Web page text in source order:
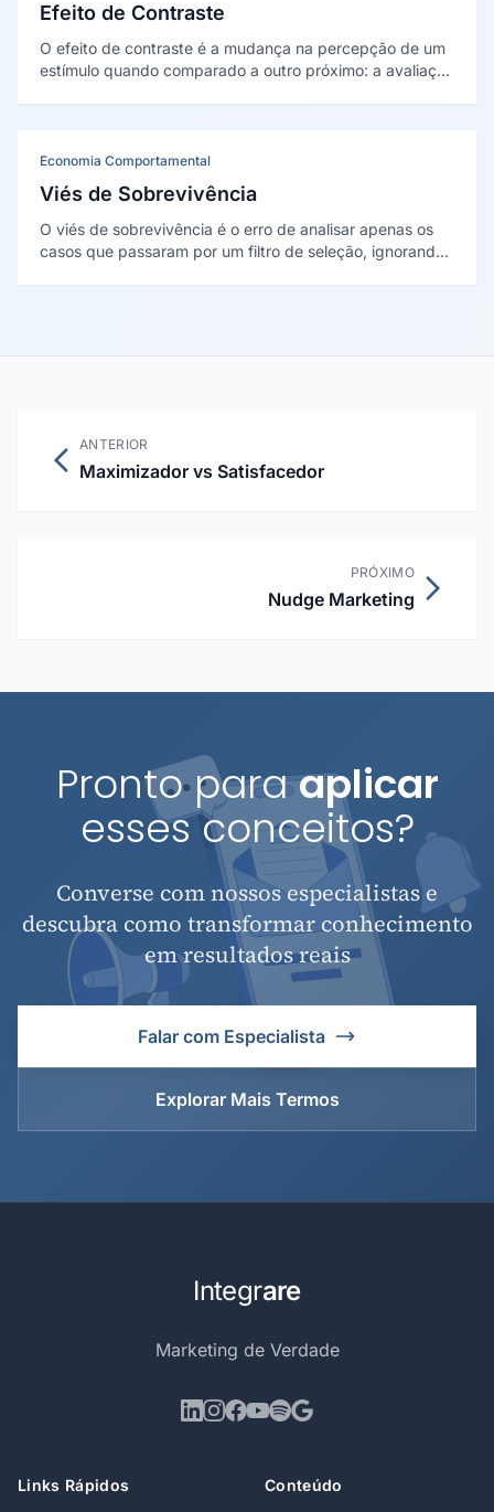
Efeito de Contraste
O efeito de contraste é a mudança na percepção de um
estímulo quando comparado a outro próximo: a avaliação
Economia Comportamental
Viés de Sobrevivência
O viés de sobrevivência é o erro de analisar apenas os
casos que passaram por um filtro de seleção, ignorando
ANTERIOR
Maximizador vs Satisfacedor
PRÓXIMO
Nudge Marketing
Pronto paraaplicar
esses conceitos?
Converse com nossos especialistas e
descubra como transformar conhecimento
em resultados reais
Falar com Especialista
Explorar Mais Termos
Integrare
Marketing de Verdade
Links Rápidos Conteúdo